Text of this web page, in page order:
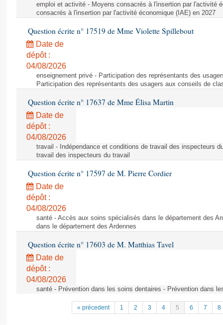
emploi et activité - Moyens consacrés à l'insertion par l'activité
consacrés à l'insertion par l'activité économique (IAE) en 2027
Question écrite n° 17519 de Mme Violette Spillebout
Date de
dépôt :
04/08/2026
enseignement privé - Participation des représentants des
Participation des représentants des usagers aux conseils de
Question écrite n° 17637 de Mme Élisa Martin
Date de
dépôt :
04/08/2026
travail - Indépendance et conditions de travail des inspecteurs
travail des inspecteurs du travail
Question écrite n° 17597 de M. Pierre Cordier
Date de
dépôt :
04/08/2026
santé - Accès aux soins spécialisés dans le département des
dans le département des Ardennes
Question écrite n° 17603 de M. Matthias Tavel
Date de
dépôt :
04/08/2026
santé - Prévention dans les soins dentaires - Prévention dans
« précedent 1 2 3 4 5 6 7 8